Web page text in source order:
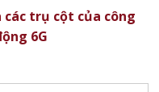
các trụ cột của công
6G